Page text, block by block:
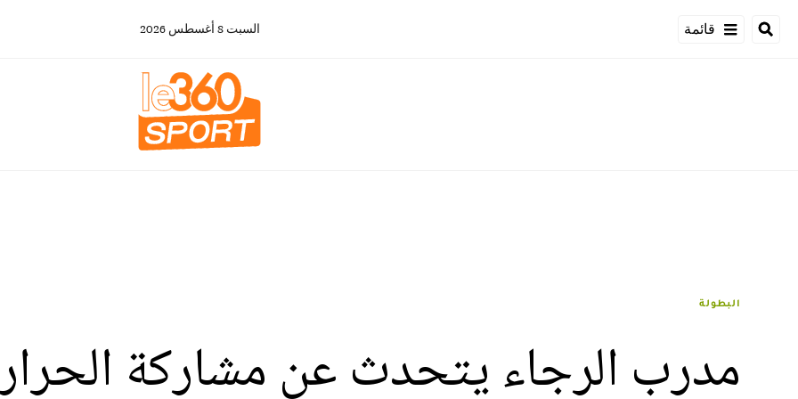
قائمة السبت 8 أغسطس 2026
البطولة
مدرب الرجاء يتحدث عن مشاركة